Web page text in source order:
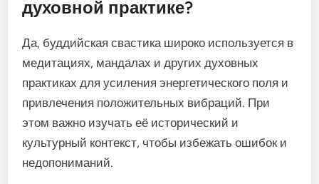
духовной практике?
Да, буддийская свастика широко используется в
медитациях, мандалах и других духовных
практиках для усиления энергетического поля и
привлечения положительных вибраций. При
этом важно изучать её исторический и
культурный контекст, чтобы избежать ошибок и
недопониманий.